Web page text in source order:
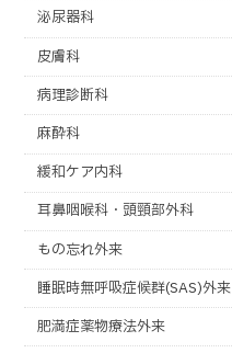
泌尿器科
皮膚科
病理診断科
麻酔科
緩和ケア内科
耳鼻咽喉科・頭頸部外科
もの忘れ外来
睡眠時無呼吸症候群(SAS)外来
肥満症薬物療法外来